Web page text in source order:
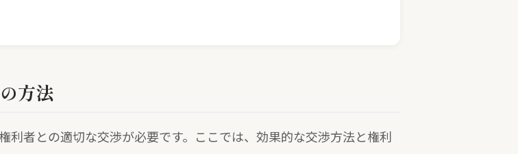
方法
利者との適切な交渉が必要です。ここでは、効果的な交渉方法と権利